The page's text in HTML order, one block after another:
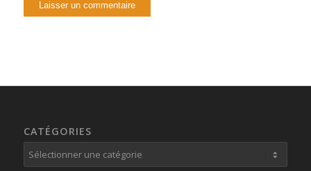
CATÉGORIES
Catégories